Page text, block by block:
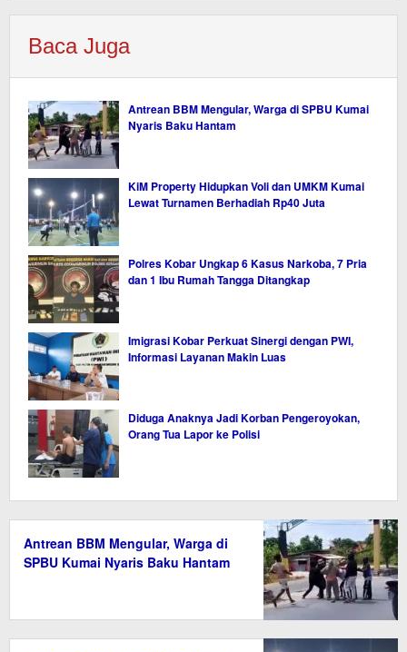
Baca Juga
Antrean BBM Mengular, Warga di SPBU Kumai
Nyaris Baku Hantam
KiM Property Hidupkan Voli dan UMKM Kumai
Lewat Turnamen Berhadiah Rp40 Juta
Polres Kobar Ungkap 6 Kasus Narkoba, 7 Pria
dan 1 Ibu Rumah Tangga Ditangkap
Imigrasi Kobar Perkuat Sinergi dengan PWI,
Informasi Layanan Makin Luas
Diduga Anaknya Jadi Korban Pengeroyokan,
Orang Tua Lapor ke Polisi
Antrean BBM Mengular, Warga di
SPBU Kumai Nyaris Baku Hantam